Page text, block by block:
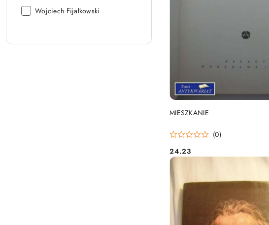
Autor:
Wojciech Fijałkowski
MIESZKANIE
(0)
Cena:
24.23